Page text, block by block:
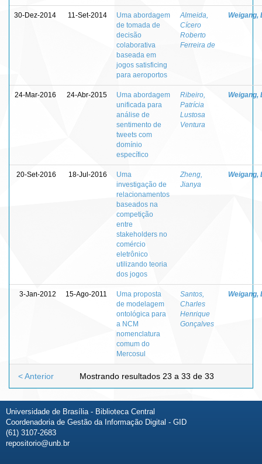
30-Dez-2014 11-Set-2014
Uma abordagem
de tomada de
decisão
colaborativa
baseada em
jogos satisficing
para aeroportos
Almeida,
Cícero
Roberto
Ferreira de
Weigang,
24-Mar-2016 24-Abr-2015
Uma abordagem
unificada para
análise de
sentimento de
tweets com
domínio
específico
Ribeiro,
Patrícia
Lustosa
Ventura
Weigang,
20-Set-2016 18-Jul-2016
Uma
investigação de
relacionamentos
baseados na
competição
entre
stakeholders no
comércio
eletrônico
utilizando teoria
dos jogos
Zheng,
Jianya
Weigang,
3-Jan-2012 15-Ago-2011
Uma proposta
de modelagem
ontológica para
a NCM
nomenclatura
comum do
Mercosul
Santos,
Charles
Henrique
Gonçalves
Weigang,
Mostrando resultados 23 a 33 de 33
< Anterior
Universidade de Brasília - Biblioteca Central
Coordenadoria de Gestão da Informação Digital - GID
(61) 3107-2683
repositorio@unb.br